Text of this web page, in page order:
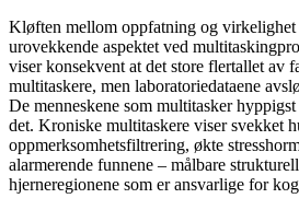
Kløften mellom oppfatning og virkelighet
urovekkende aspektet ved
viser konsekvent at det store flertallet av
multitaskere, men laboratoriedataene
De menneskene som multitasker
det. Kroniske multitaskere viser svekket
oppmerksomhetsfiltrering, økte
alarmerende funnene – målbare
hjerneregionene som er ansvarlige for